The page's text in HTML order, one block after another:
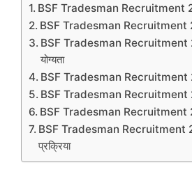
BSF Tradesman Recruitment
BSF Tradesman Recruitment
BSF Tradesman Recruitment
योग्यता
BSF Tradesman
BSF Tradesman Recruitment
BSF Tradesman Recruitment
BSF Tradesman Recruitment
प्रक्रिया